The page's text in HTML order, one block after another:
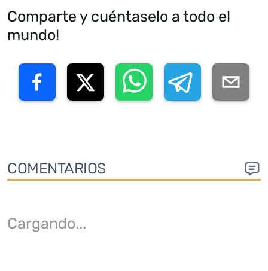
Comparte y cuéntaselo a todo el
mundo!
COMENTARIOS
Cargando...